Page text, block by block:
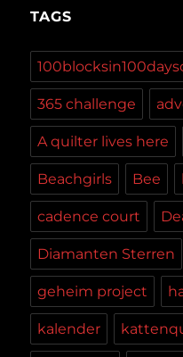
TAGS
365 challenge
A quilter lives here
Beachgirls Bee
cadence court
Diamanten Sterren
geheim project
kalender